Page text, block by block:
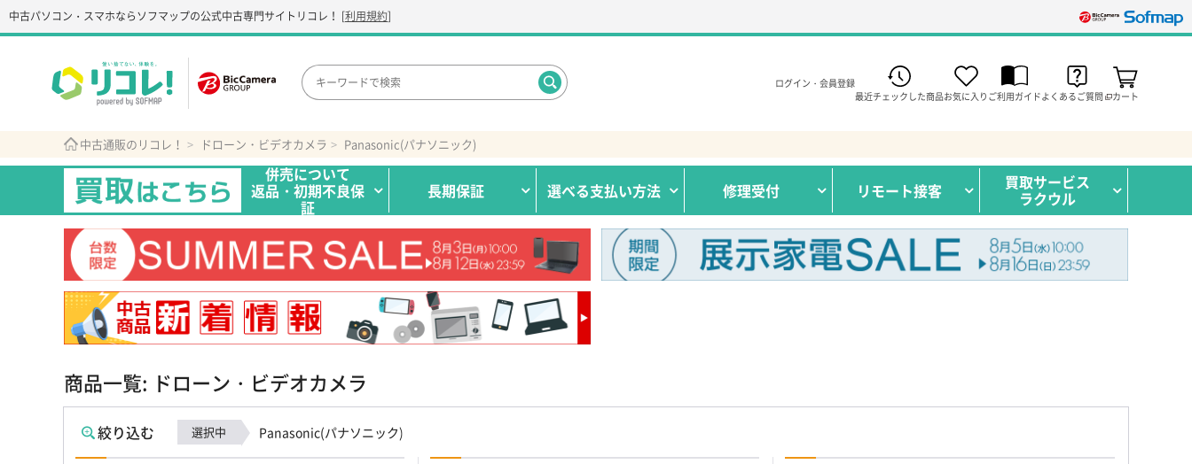
中古パソコン・スマホならソフマップの公式中古専門サイト リコレ！ [利用規約]
ログイン・会員登録
最近チェックした商品お気に入り ご利用ガイドよくあるご質問 カート
中古通販のリコレ！ ドローン・ビデオカメラ Panasonic(パナソニック)
併売について
返品・初期不良保
証
長期保証 選べる支払い方法 修理受付 リモート接客 買取サービス
ラクウル
商品一覧: ドローン・ビデオカメラ
絞り込む 選択中 Panasonic(パナソニック)